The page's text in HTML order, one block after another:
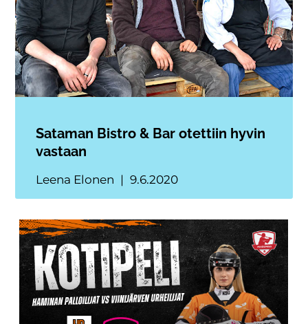
Sataman Bistro & Bar otettiin hyvin
vastaan
Leena Elonen 9.6.2020